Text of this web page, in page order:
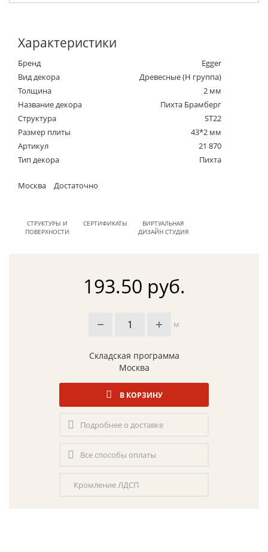
Характеристики
Бренд
Egger
Вид декора
Древесные (Н группа)
Толщина
2 мм
Название декора
Пихта Брамберг
Структура
ST22
Размер плиты
43*2 мм
Артикул
21 870
Тип декора
Пихта
Москва Достаточно
СТРУКТУРЫ И
ПОВЕРХНОСТИ
СЕРТИФИКАТЫ
ВИРТУАЛЬНАЯ
ДИЗАЙН СТУДИЯ
193.50 руб.
м
Складская программа
Москва
В КОРЗИНУ
Подробнее о доставке
Все способы оплаты
Кромление ЛДСП